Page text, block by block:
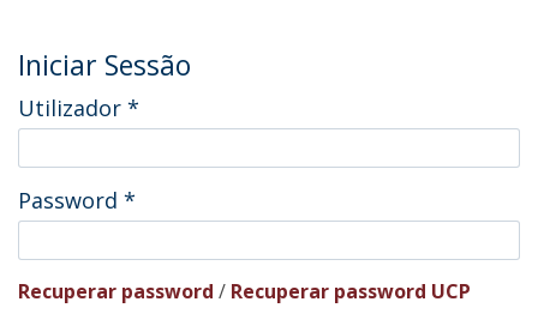
Iniciar Sessão
Utilizador *
Password *
Recuperar password / Recuperar password UCP